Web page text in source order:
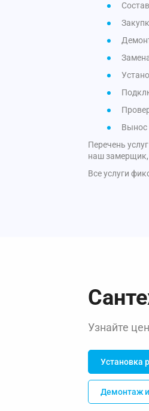
Вынос
Перечень
наш замерщик,
Все услуги
Узнайте
Установка
Демонтаж